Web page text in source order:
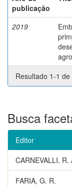
publicação
2019
Resultado 1-1 de
Busca
Editor
CARNEVALLI, R.
FARIA, G. R.